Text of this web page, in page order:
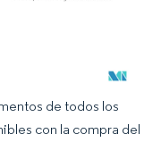
según CC BY 4.0.
de todos los
con la compra del